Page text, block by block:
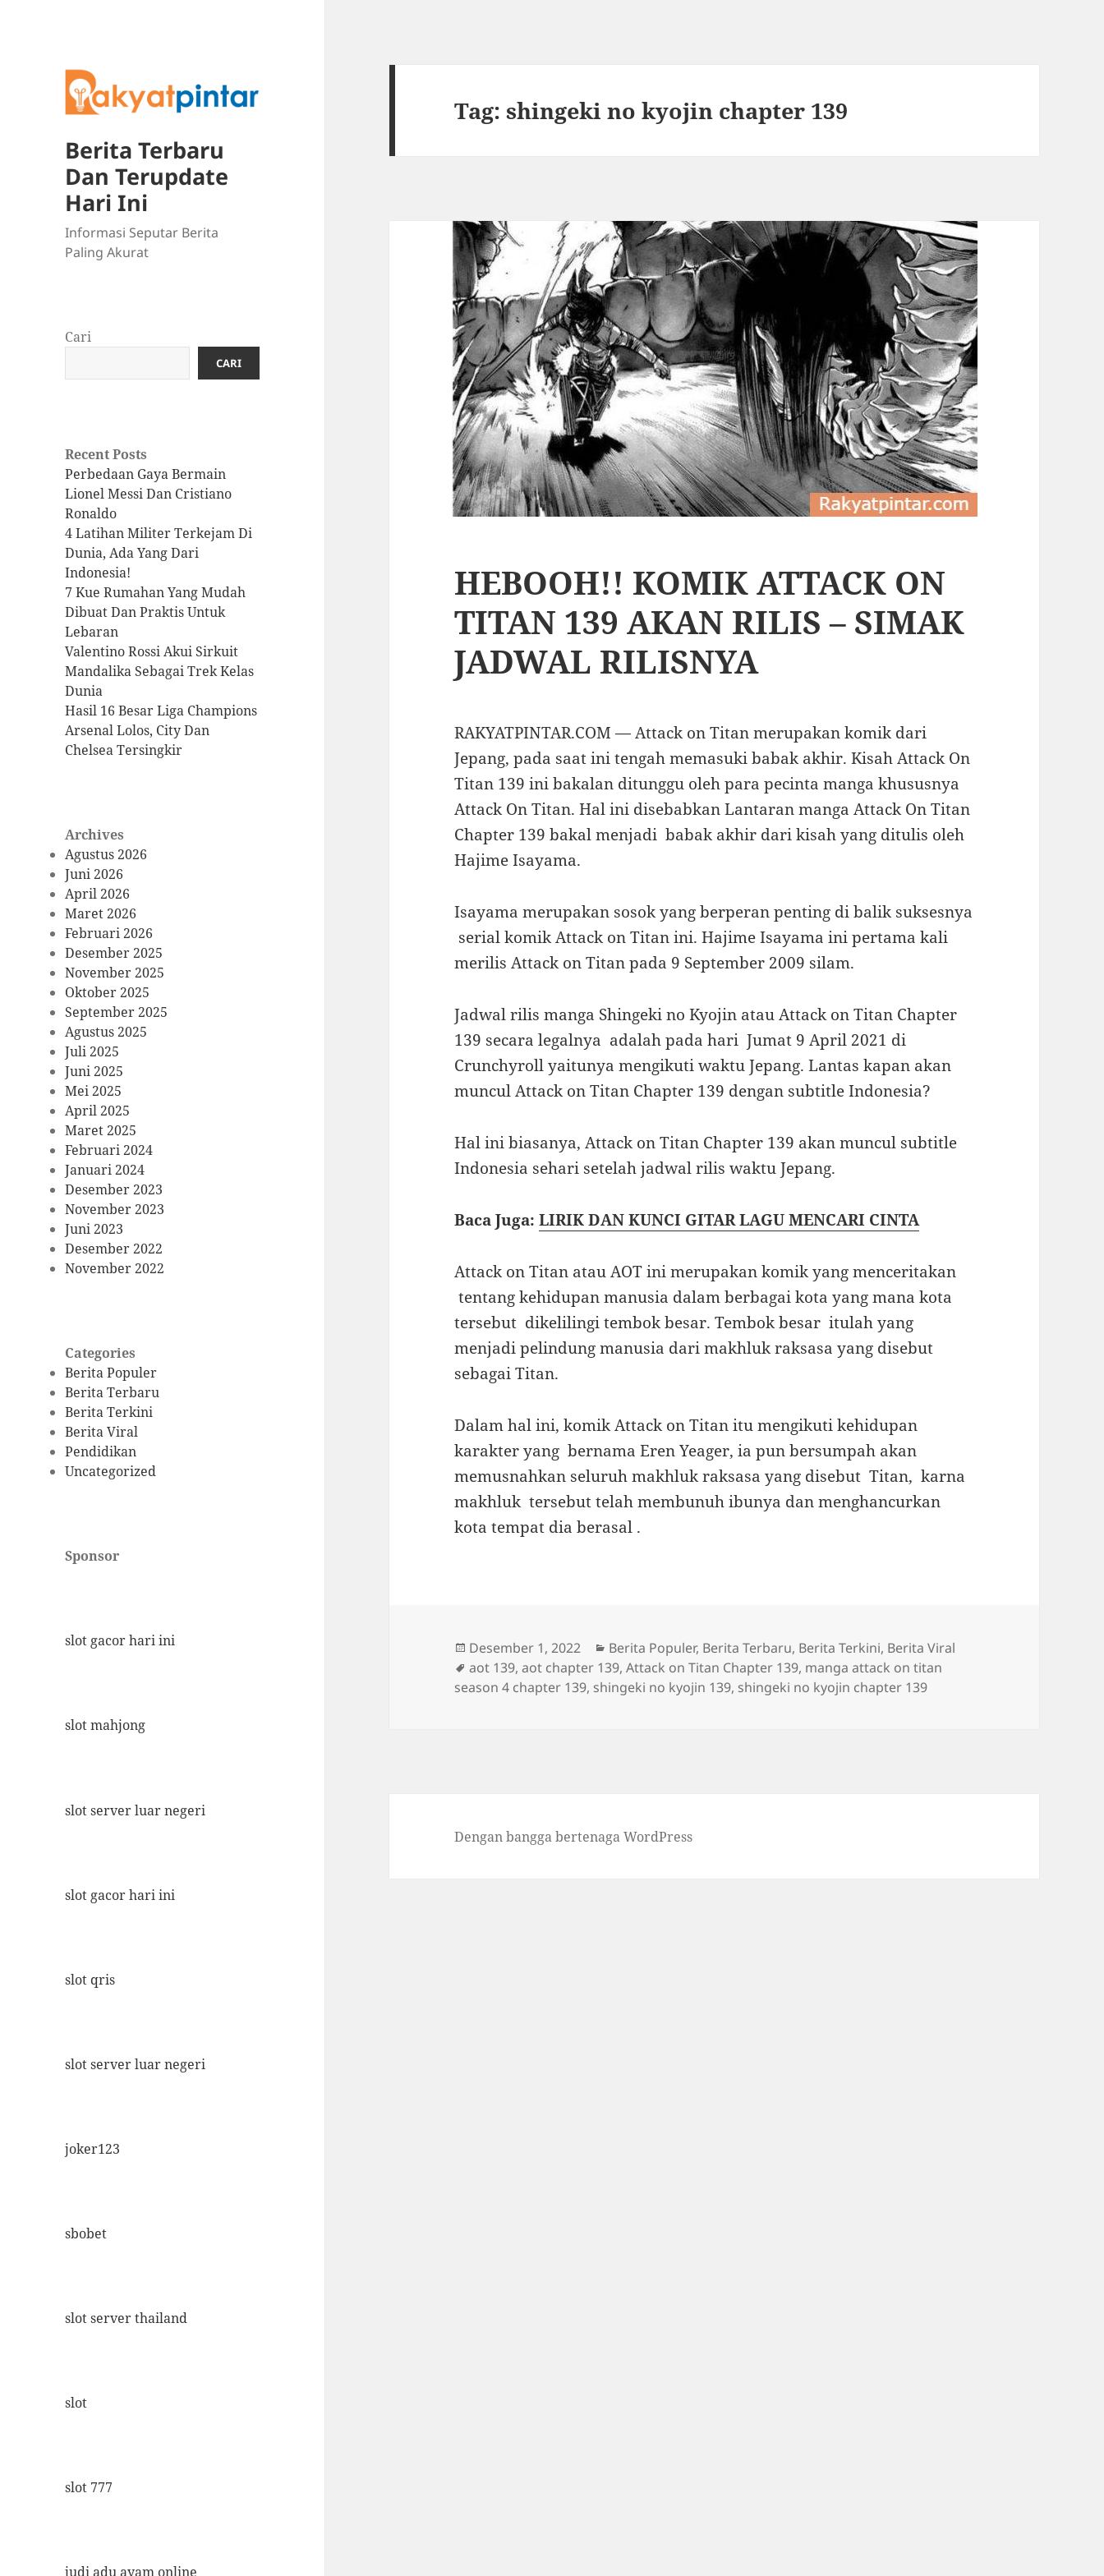
Berita Terbaru
Dan Terupdate
Hari Ini
Informasi Seputar Berita
Paling Akurat
Cari
CARI
Recent Posts
Perbedaan Gaya Bermain
Lionel Messi Dan Cristiano
Ronaldo
4 Latihan Militer Terkejam Di
Dunia, Ada Yang Dari
Indonesia!
7 Kue Rumahan Yang Mudah
Dibuat Dan Praktis Untuk
Lebaran
Valentino Rossi Akui Sirkuit
Mandalika Sebagai Trek Kelas
Dunia
Hasil 16 Besar Liga Champions
Arsenal Lolos, City Dan
Chelsea Tersingkir
Archives
Agustus 2026
Juni 2026
April 2026
Maret 2026
Februari 2026
Desember 2025
November 2025
Oktober 2025
September 2025
Agustus 2025
Juli 2025
Juni 2025
Mei 2025
April 2025
Maret 2025
Februari 2024
Januari 2024
Desember 2023
November 2023
Juni 2023
Desember 2022
November 2022
Categories
Berita Populer
Berita Terbaru
Berita Terkini
Berita Viral
Pendidikan
Uncategorized
Sponsor
slot gacor hari ini
slot mahjong
slot server luar negeri
slot gacor hari ini
slot qris
slot server luar negeri
joker123
sbobet
slot server thailand
slot
slot 777
judi adu ayam online
Tag:shingeki no kyojin chapter 139
HEBOOH!! KOMIK ATTACK ON
TITAN 139 AKAN RILIS – SIMAK
JADWAL RILISNYA
RAKYATPINTAR.COM — Attack on Titan merupakan komik dari
Jepang, pada saat ini tengah memasuki babak akhir. Kisah Attack On
Titan 139 ini bakalan ditunggu oleh para pecinta manga khususnya
Attack On Titan. Hal ini disebabkan Lantaran manga Attack On Titan
Chapter 139 bakal menjadi babak akhir dari kisah yang ditulis oleh
Hajime Isayama.
Isayama merupakan sosok yang berperan penting di balik suksesnya
serial komik Attack on Titan ini. Hajime Isayama ini pertama kali
merilis Attack on Titan pada 9 September 2009 silam.
Jadwal rilis manga Shingeki no Kyojin atau Attack on Titan Chapter
139 secara legalnya adalah pada hari Jumat 9 April 2021 di
Crunchyroll yaitunya mengikuti waktu Jepang. Lantas kapan akan
muncul Attack on Titan Chapter 139 dengan subtitle Indonesia?
Hal ini biasanya, Attack on Titan Chapter 139 akan muncul subtitle
Indonesia sehari setelah jadwal rilis waktu Jepang.
Baca Juga:LIRIK DAN KUNCI GITAR LAGU MENCARI CINTA
Attack on Titan atau AOT ini merupakan komik yang menceritakan
tentang kehidupan manusia dalam berbagai kota yang mana kota
tersebut dikelilingi tembok besar. Tembok besar itulah yang
menjadi pelindung manusia dari makhluk raksasa yang disebut
sebagai Titan.
Dalam hal ini, komik Attack on Titan itu mengikuti kehidupan
karakter yang bernama Eren Yeager, ia pun bersumpah akan
memusnahkan seluruh makhluk raksasa yang disebut Titan, karna
makhluk tersebut telah membunuh ibunya dan menghancurkan
kota tempat dia berasal .
Diposkan
pada
Desember 1, 2022 Kategori
Berita Populer, Berita Terbaru, Berita Terkini, Berita Viral
Tag
aot 139,aot chapter 139,Attack on Titan Chapter 139, manga attack on titan
season 4 chapter 139, shingeki no kyojin 139, shingeki no kyojin chapter 139
Dengan bangga bertenaga WordPress